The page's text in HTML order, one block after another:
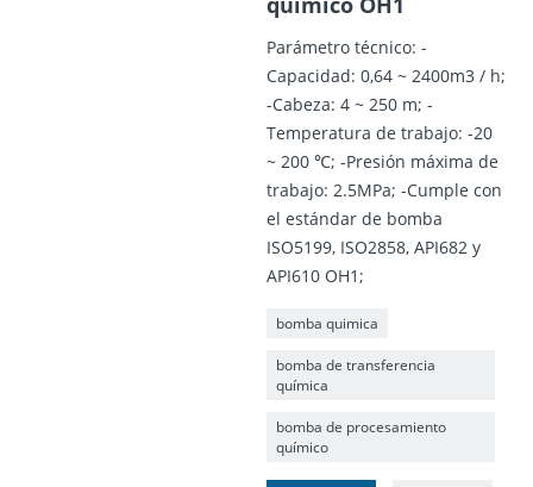
Parámetro técnico: -
Capacidad: 0,64 ~ 2400m3 / h;
-Cabeza: 4 ~ 250 m; -
Temperatura de trabajo: -20
~ 200 ℃; -Presión máxima de
trabajo: 2.5MPa; -Cumple con
el estándar de bomba
ISO5199, ISO2858, API682 y
API610 OH1;
bomba quimica
bomba de transferencia
química
bomba de procesamiento
químico